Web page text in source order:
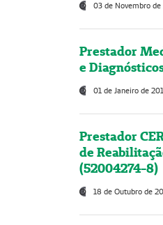
03 de Novembro
Prestador
e
01 de Janeiro de
Prestador
de
(52004274-8)
18 de Outubro de